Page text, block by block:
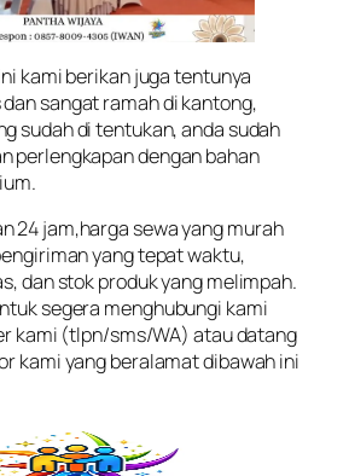
kami berikan juga tentunya
sangat ramah di kantong,
sudah di tentukan, anda sudah
perlengkapan dengan bahan
24 jam,harga sewa yang murah
yang tepat waktu,
dan stok produk yang melimpah.
segera menghubungi kami
kami (tlpn/sms/WA) atau datang
kami yang beralamat dibawah ini